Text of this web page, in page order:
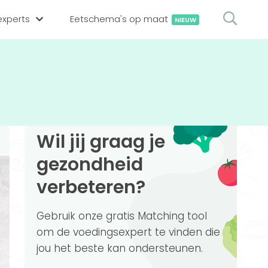
aanmelden
Eetschema's op maat NIEUW
Wil jij graag je
gezondheid
verbeteren?
Gebruik onze gratis Matching tool
om de voedingsexpert te vinden die
jou het beste kan ondersteunen.